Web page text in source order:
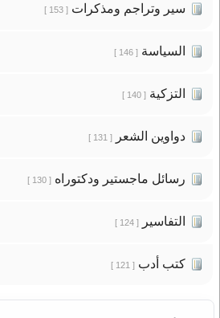
سير وتراجم ومذكرات[ 153 ]
السياسة[ 146 ]
التزكية[ 140 ]
دواوين الشعر[ 131 ]
رسائل ماجستير ودكتوراه[ 130 ]
التفاسير[ 124 ]
كتب أدب[ 121 ]